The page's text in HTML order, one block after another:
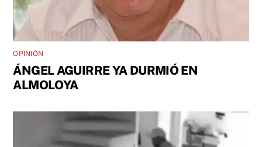
OPINIÓN
ÁNGEL AGUIRRE YA DURMIÓ EN
ALMOLOYA